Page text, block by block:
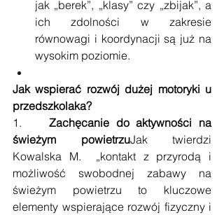
jak „berek”, „klasy” czy „zbijak”, a
ich zdolności w zakresie
równowagi i koordynacji są już na
wysokim poziomie.
Jak wspierać rozwój dużej motoryki u
przedszkolaka?
1. Zachęcanie do aktywności na
świeżym powietrzuJak twierdzi
Kowalska M.  „kontakt z przyrodą i
możliwość swobodnej zabawy na
świeżym powietrzu to kluczowe
elementy wspierające rozwój fizyczny i